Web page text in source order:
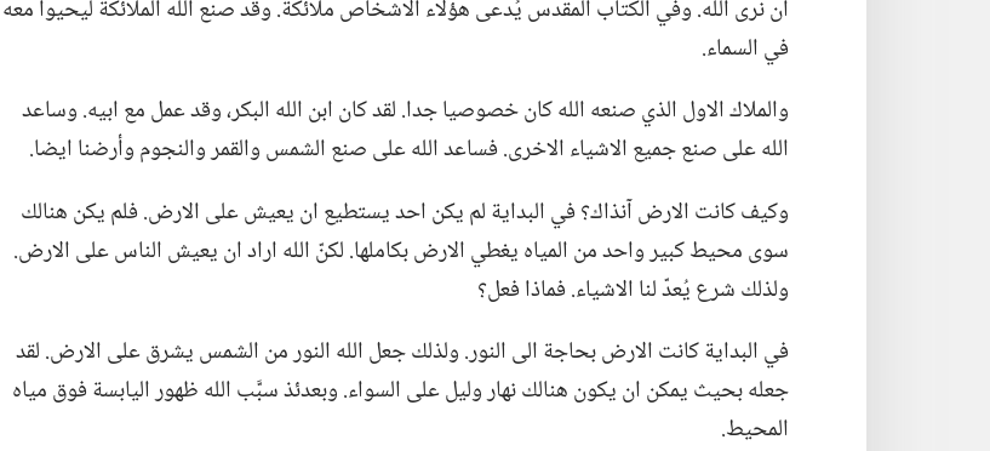
ان نرى الله.‏ وفي الكتاب المقدس يُدعى هؤلاء الاشخاص ملائكة.‏ وقد صنع الله الملائكة ليحيوا معه
في السماء.‏
والملاك الاول الذي صنعه الله كان خصوصيا جدا.‏ لقد كان ابن الله البكر،‏ وقد عمل مع ابيه.‏ وساعد
الله على صنع جميع الاشياء الاخرى.‏ فساعد الله على صنع الشمس والقمر والنجوم وأرضنا ايضا.‏
وكيف كانت الارض آنذاك؟‏ في البداية لم يكن احد يستطيع ان يعيش على الارض.‏ فلم يكن هنالك
سوى محيط كبير واحد من المياه يغطي الارض بكاملها.‏ لكنّ الله اراد ان يعيش الناس على الارض.‏
ولذلك شرع يُعدّ لنا الاشياء.‏ فماذا فعل؟‏
في البداية كانت الارض بحاجة الى النور.‏ ولذلك جعل الله النور من الشمس يشرق على الارض.‏ لقد
جعله بحيث يمكن ان يكون هنالك نهار وليل على السواء.‏ وبعدئذ سبَّب الله ظهور اليابسة فوق مياه
المحيط.‏